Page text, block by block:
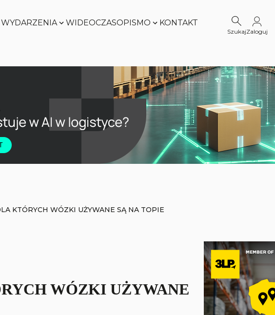
WYDARZENIA
Zobacz
WIDEOCZASOPISMO
Zobacz
KONTAKT
SzukajZaloguj
Zobacz
KTÓRYCH WÓZKI UŻYWANE SĄ NA TOPIE
WÓZKI UŻYWANE